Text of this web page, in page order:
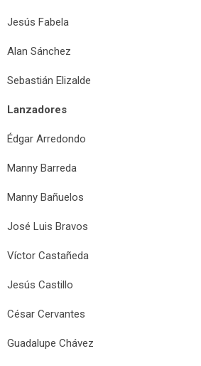
Jesús Fabela
Alan Sánchez
Sebastián Elizalde
Lanzadores
Édgar Arredondo
Manny Barreda
Manny Bañuelos
José Luis Bravos
Víctor Castañeda
Jesús Castillo
César Cervantes
Guadalupe Chávez